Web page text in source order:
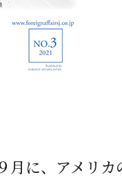
に、アメリカ